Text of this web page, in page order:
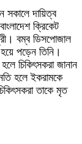
সকালে দায়িত্ব
ক্রিকেট
বম্ব ডিসপোজাল
পড়েন তিনি।
চিকিৎসকরা জানান
হলে ইকরামকে
তাকে মৃত